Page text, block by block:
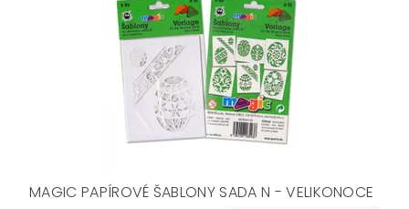
MAGIC PAPÍROVÉ ŠABLONY SADA N - VELIKONOCE